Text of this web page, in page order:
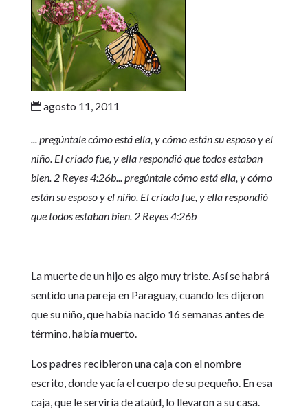
agosto 11, 2011
... pregúntale cómo está ella, y cómo están su esposo y el
niño. El criado fue, y ella respondió que todos estaban
bien. 2 Reyes 4:26b... pregúntale cómo está ella, y cómo
están su esposo y el niño. El criado fue, y ella respondió
que todos estaban bien. 2 Reyes 4:26b
La muerte de un hijo es algo muy triste. Así se habrá
sentido una pareja en Paraguay, cuando les dijeron
que su niño, que había nacido 16 semanas antes de
término, había muerto.
Los padres recibieron una caja con el nombre
escrito, donde yacía el cuerpo de su pequeño. En esa
caja, que le serviría de ataúd, lo llevaron a su casa.